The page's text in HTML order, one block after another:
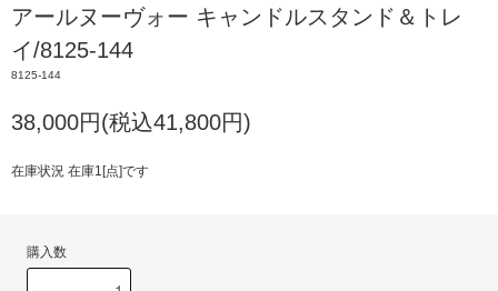
アールヌーヴォー キャンドルスタンド＆トレ
イ/8125-144
8125-144
38,000円(税込41,800円)
在庫状況 在庫1[点]です
購入数